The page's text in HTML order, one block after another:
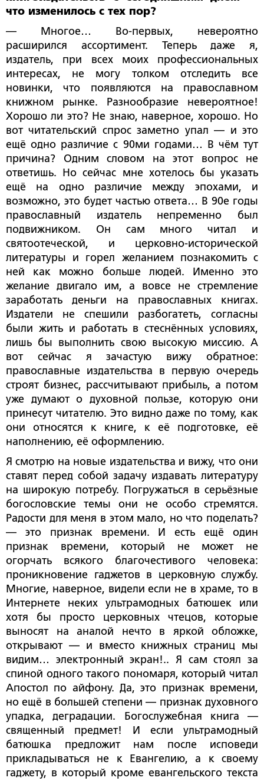
что изменилось с тех пор?
— Многое… Во-первых, невероятно
расширился ассортимент. Теперь даже я,
издатель, при всех моих профессиональных
интересах, не могу толком отследить все
новинки, что появляются на православном
книжном рынке. Разнообразие невероятное!
Хорошо ли это? Не знаю, наверное, хорошо. Но
вот читательский спрос заметно упал — и это
ещё одно различие с 90­ми годами… В чём тут
причина? Одним словом на этот вопрос не
ответишь. Но сейчас мне хотелось бы указать
ещё на одно различие между эпохами, и
возможно, это будет частью ответа… В 90­е годы
православный издатель непременно был
подвижником. Он сам много читал и
святоотеческой, и церковно-исторической
литературы и горел желанием познакомить с
ней как можно больше людей. Именно это
желание двигало им, а вовсе не стремление
заработать деньги на православных книгах.
Издатели не спешили разбогатеть, согласны
были жить и работать в стеснённых условиях,
лишь бы выполнить свою высокую миссию. А
вот сейчас я зачастую вижу обратное:
православные издательства в первую очередь
строят бизнес, рассчитывают прибыль, а потом
уже думают о духовной пользе, которую они
принесут читателю. Это видно даже по тому, как
они относятся к книге, к её подготовке, её
наполнению, её оформлению.
Я смотрю на новые издательства и вижу, что они
ставят перед собой задачу издавать литературу
на широкую потребу. Погружаться в серьёзные
богословские темы они не особо стремятся.
Радости для меня в этом мало, но что поделать?
— это признак времени. И есть ещё один
признак времени, который не может не
огорчать всякого благочестивого человека:
проникновение гаджетов в церковную службу.
Многие, наверное, видели если не в храме, то в
Интернете неких ультрамодных батюшек или
хотя бы просто церковных чтецов, которые
выносят на аналой нечто в яркой обложке,
открывают — и вместо книжных страниц мы
видим… электронный экран!.. Я сам стоял за
спиной одного такого пономаря, который читал
Апостол по айфону. Да, это признак времени,
но ещё в большей степени — признак духовного
упадка, деградации. Богослужебная книга —
священный предмет! И если ультрамодный
батюшка предложит нам после исповеди
прикладываться не к Евангелию, а к своему
гаджету, в который кроме евангельского текста